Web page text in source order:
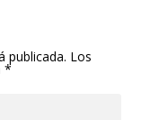
publicada. Los
*